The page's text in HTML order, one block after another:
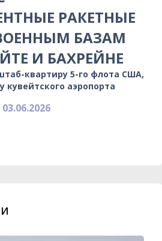
РАКЕТНЫЕ
БАЗАМ
И БАХРЕЙНЕ
квартиру 5-го флота США,
кувейтского аэропорта
03.06.2026